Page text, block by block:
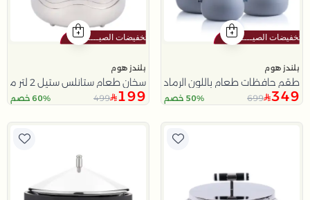
بلندز هوم
طقم حافظات طعام باللون الرمادي من أزوريا
349
699 50% خصم
بلندز هوم
سخان طعام ستانلس ستيل 2 لتر من هيْدا
199
499 60% خصم